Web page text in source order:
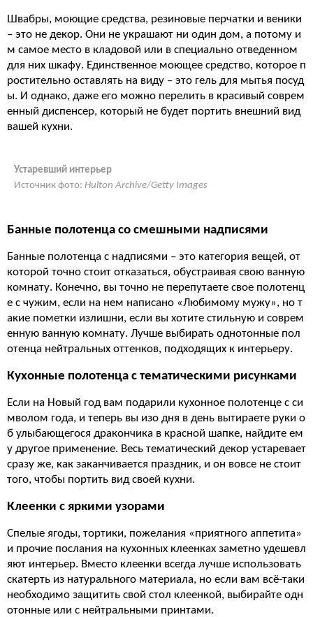
Швабры, моющие средства, резиновые перчатки и веники
– это не декор. Они не украшают ни один дом, а потому и
м самое место в кладовой или в специально отведенном
для них шкафу. Единственное моющее средство, которое п
ростительно оставлять на виду – это гель для мытья посуд
ы. И однако, даже его можно перелить в красивый соврем
енный диспенсер, который не будет портить внешний вид
вашей кухни.
Устаревший интерьер
Источник фото: Hulton Archive/Getty Images
Банные полотенца со смешными надписями
Банные полотенца с надписями – это категория вещей, от
которой точно стоит отказаться, обустраивая свою ванную
комнату. Конечно, вы точно не перепутаете свое полотенц
е с чужим, если на нем написано «Любимому мужу», но т
акие пометки излишни, если вы хотите стильную и соврем
енную ванную комнату. Лучше выбирать однотонные пол
отенца нейтральных оттенков, подходящих к интерьеру.
Кухонные полотенца с тематическими рисунками
Если на Новый год вам подарили кухонное полотенце с си
мволом года, и теперь вы изо дня в день вытираете руки о
б улыбающегося дракончика в красной шапке, найдите ем
у другое применение. Весь тематический декор устаревает
сразу же, как заканчивается праздник, и он вовсе не стоит
того, чтобы портить вид своей кухни.
Клеенки с яркими узорами
Спелые ягоды, тортики, пожелания «приятного аппетита»
и прочие послания на кухонных клеенках заметно удешевл
яют интерьер. Вместо клеенки всегда лучше использовать
скатерть из натурального материала, но если вам всё-таки
необходимо защитить свой стол клеенкой, выбирайте одн
отонные или с нейтральными принтами.